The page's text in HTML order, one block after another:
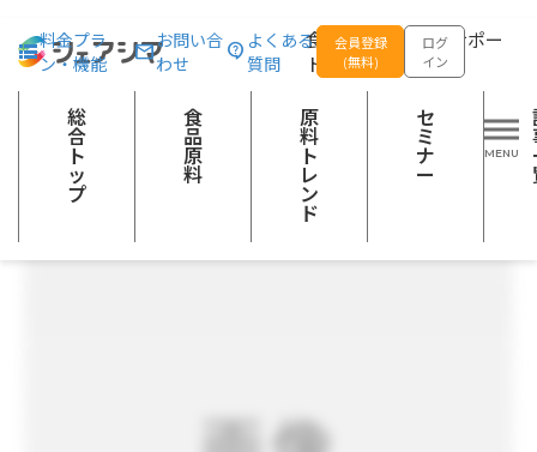
食品の企画開発をサポー
トする
料金プラ
ン・機能
お問い合
わせ
よくある
質問
会員登録
(無料)
ログ
イン
総
合
ト
ッ
プ
食
品
原
料
原
料
ト
レ
ン
ド
セ
ミ
ナ
ー
総合トップ 食品原料 かぼす果汁2kg
果実加工品